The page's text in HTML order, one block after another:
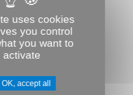
et de saveurs
le rendez-vous culinaire
à Mégacité.
JDA Mégacité
uses cookies
you control
you want to
activate
OK, accept all